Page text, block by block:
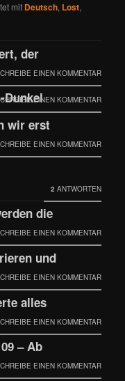
mit Deutsch, Lost,
der
EINEN KOMMENTAR
DunkelEINEN KOMMENTAR
wir erst
EINEN KOMMENTAR
2 ANTWORTEN
die
EINEN KOMMENTAR
und
EINEN KOMMENTAR
alles
EINEN KOMMENTAR
– Ab
EINEN KOMMENTAR